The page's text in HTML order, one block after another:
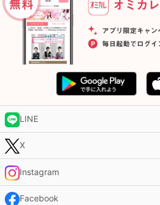
LINE
X
Instagram
Facebook